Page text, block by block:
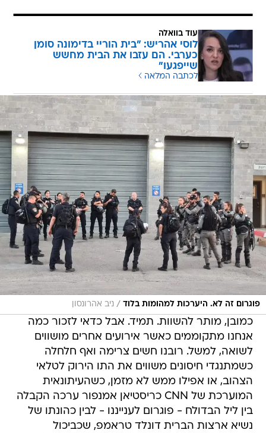
עוד בוואלה
לוסי אהריש: "בית הוריי בדימונה סומן
כערבי. הם עזבו את הבית מחשש
שייפגעו"
לכתבה המלאה
פוגרום זה לא. היערכות למהומות בלוד / ניב אהרונסון
כמובן, מותר להשוות. תמיד. אבל כדאי לזכור כמה
אנחנו מתקוממים כאשר אירועים אחרים מושווים
לשואה, למשל. רובנו חשים צרימה ואף חלחלה
כשמתנגדי חיסונים משווים את התו הירוק לטלאי
הצהוב, או אפילו ממש לא מזמן, כשהעיתונאית
המוערכת של CNN כריסטיאן אמנפור ערכה הקבלה
בין ליל הבדולח - פוגרום לענייננו - לבין כהונתו של
נשיא ארצות הברית דונלד טראמפ, שכביכול